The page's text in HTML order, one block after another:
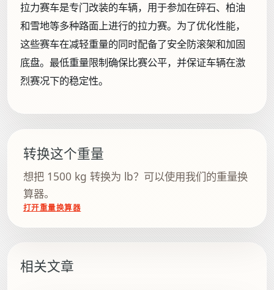
拉力赛车是专门改装的车辆，用于参加在碎石、柏油
和雪地等多种路面上进行的拉力赛。为了优化性能，
这些赛车在减轻重量的同时配备了安全防滚架和加固
底盘。最低重量限制确保比赛公平，并保证车辆在激
烈赛况下的稳定性。
转换这个重量
想把 1500 kg 转换为 lb？可以使用我们的重量换
算器。
打开重量换算器
相关文章